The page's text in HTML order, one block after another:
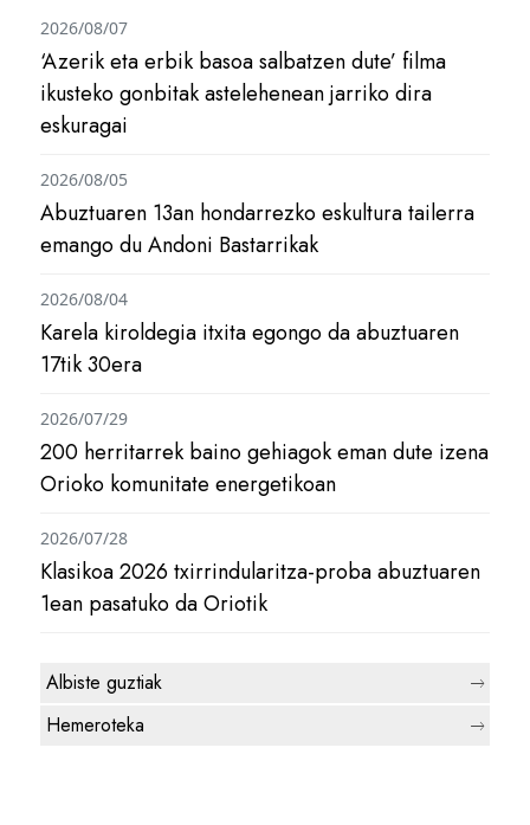
‘Azerik eta erbik basoa salbatzen dute’ filma
ikusteko gonbitak astelehenean jarriko dira
eskuragai
2026/08/07
Abuztuaren 13an hondarrezko eskultura tailerra
emango du Andoni Bastarrikak
2026/08/05
Karela kiroldegia itxita egongo da abuztuaren
17tik 30era
2026/08/04
200 herritarrek baino gehiagok eman dute izena
Orioko komunitate energetikoan
2026/07/29
Klasikoa 2026 txirrindularitza-proba abuztuaren
1ean pasatuko da Oriotik
2026/07/28
Albiste guztiak
Hemeroteka